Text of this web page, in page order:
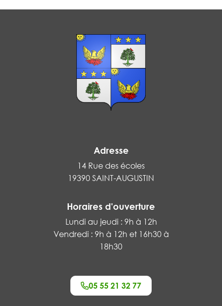
Adresse
14 Rue des écoles
19390 SAINT-AUGUSTIN
Horaires d'ouverture
Lundi au jeudi : 9h à 12h
Vendredi : 9h à 12h et 16h30 à
18h30
05 55 21 32 77